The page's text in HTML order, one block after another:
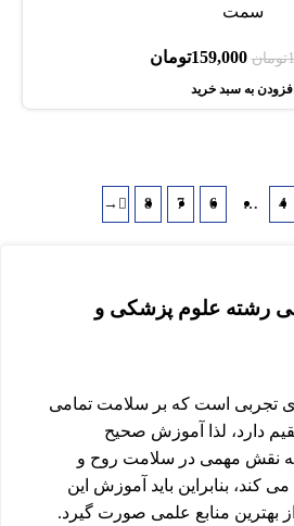
سمت
تومان 159,000تومان
به سبد خرید
4
…
6
7
8
→
رشته علوم پزشکی و
تجربی است که بر سلامت تمامی
دارد، لذا آموزش صحیح
نقش مهمی در سلامت روح و
کند، بنابراین باید آموزش این
بهترین منابع علمی صورت گیرد.